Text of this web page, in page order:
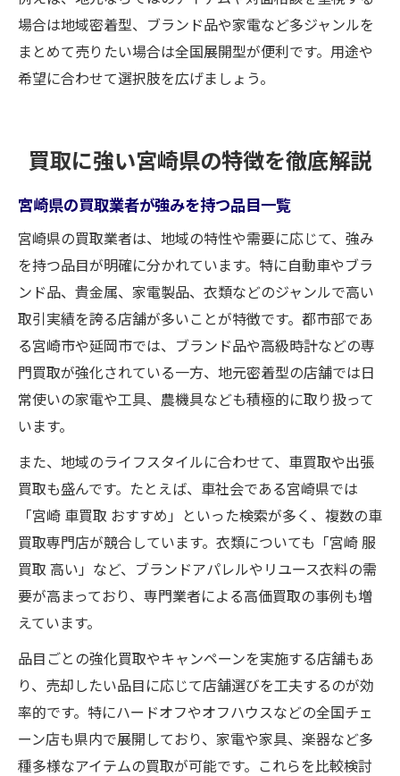
場合は地域密着型、ブランド品や家電など多ジャンルを
まとめて売りたい場合は全国展開型が便利です。用途や
希望に合わせて選択肢を広げましょう。
買取に強い宮崎県の特徴を徹底解説
宮崎県の買取業者が強みを持つ品目一覧
宮崎県の買取業者は、地域の特性や需要に応じて、強み
を持つ品目が明確に分かれています。特に自動車やブラ
ンド品、貴金属、家電製品、衣類などのジャンルで高い
取引実績を誇る店舗が多いことが特徴です。都市部であ
る宮崎市や延岡市では、ブランド品や高級時計などの専
門買取が強化されている一方、地元密着型の店舗では日
常使いの家電や工具、農機具なども積極的に取り扱って
います。
また、地域のライフスタイルに合わせて、車買取や出張
買取も盛んです。たとえば、車社会である宮崎県では
「宮崎 車買取 おすすめ」といった検索が多く、複数の車
買取専門店が競合しています。衣類についても「宮崎 服
買取 高い」など、ブランドアパレルやリユース衣料の需
要が高まっており、専門業者による高価買取の事例も増
えています。
品目ごとの強化買取やキャンペーンを実施する店舗もあ
り、売却したい品目に応じて店舗選びを工夫するのが効
率的です。特にハードオフやオフハウスなどの全国チェ
ーン店も県内で展開しており、家電や家具、楽器など多
種多様なアイテムの買取が可能です。これらを比較検討